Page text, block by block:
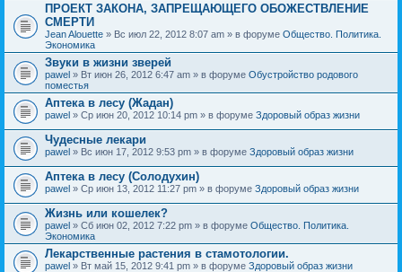
ПРОЕКТ ЗАКОНА, ЗАПРЕЩАЮЩЕГО ОБОЖЕСТВЛЕНИЕ
СМЕРТИ
Jean Alouette » Вс июл 22, 2012 8:07 am » в форуме Общество. Политика.
Экономика
Звуки в жизни зверей
pawel » Вт июн 26, 2012 6:47 am » в форуме Обустройство родового
поместья
Аптека в лесу (Жадан)
pawel » Ср июн 20, 2012 10:14 pm » в форуме Здоровый образ жизни
Чудесные лекари
pawel » Вс июн 17, 2012 9:53 pm » в форуме Здоровый образ жизни
Аптека в лесу (Солодухин)
pawel » Ср июн 13, 2012 11:27 pm » в форуме Здоровый образ жизни
Жизнь или кошелек?
pawel » Сб июн 02, 2012 7:22 pm » в форуме Общество. Политика.
Экономика
Лекарственные растения в стамотологии.
pawel » Вт май 15, 2012 9:41 pm » в форуме Здоровый образ жизни